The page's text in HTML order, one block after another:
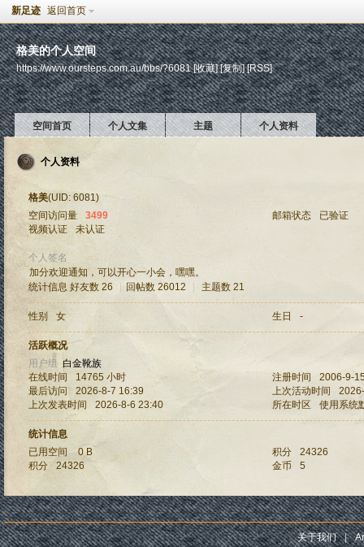
新足迹 返回首页
格美的个人空间
https://www.oursteps.com.au/bbs/?6081 [收藏] [复制] [RSS]
空间首页 个人文集 主题 个人资料
个人资料
格美(UID: 6081)
空间访问量
3499 邮箱状态
已验证
视频认证
未认证
个人签名
加分欢迎通知，可以开心一小会，嘿嘿。
统计信息 好友数 26 回帖数 26012 主题数 21
性别 女 生日 -
活跃概况
用户组 白金靴族
在线时间
14765 小时 注册时间
2006-9-
最后访问
2026-8-7 16:39 上次活动时间
上次发表时间
2026-8-6 23:40 所在时区 使用系统
统计信息
已用空间
0 B 积分
24326
积分
24326 金币 5
关于我们 |